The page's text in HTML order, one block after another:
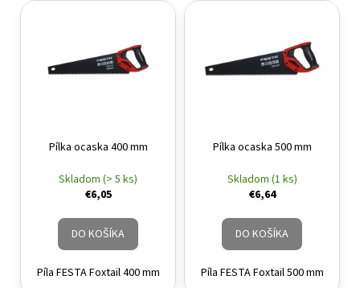
Pílka ocaska 400 mm
Skladom (> 5 ks)
€6,05
DO KOŠÍKA
Píla FESTA Foxtail 400 mm
Pílka ocaska 500 mm
Skladom (1 ks)
€6,64
DO KOŠÍKA
Píla FESTA Foxtail 500 mm